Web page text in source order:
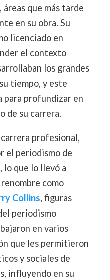
que más tarde
en su obra. Su
licenciado en
el contexto
los grandes
tiempo, y este
profundizar en
de su carrera.
profesional,
el periodismo de
lo que lo llevó a
como
Collins, figuras
periodismo
en varios
que les permitieron
y sociales de
influyendo en su